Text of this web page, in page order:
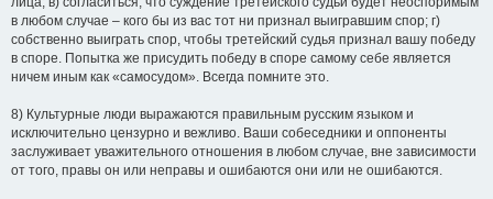
в любом случае – кого бы из вас тот ни признал выигравшим спор; г)
собственно выиграть спор, чтобы третейский судья признал вашу победу
в споре. Попытка же присудить победу в споре самому себе является
ничем иным как «самосудом». Всегда помните это.
8) Культурные люди выражаются правильным русским языком и
исключительно цензурно и вежливо. Ваши собеседники и оппоненты
заслуживает уважительного отношения в любом случае, вне зависимости
от того, правы он или неправы и ошибаются они или не ошибаются.